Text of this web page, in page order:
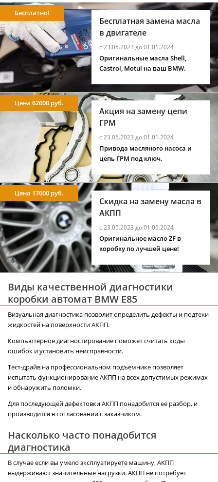
Бесплатная замена масла
в двигателе
с 23.05.2023 до 01.01.2024
Бесплатно!
Оригинальные масла Shell,
Castrol, Motul на ваш BMW.
Акция на замену цепи
ГРМ
с 23.05.2023 до 01.01.2024
Цена 62000 руб.
Привода масляного насоса и
цепь ГРМ под ключ.
Скидка на замену масла в
АКПП
с 23.05.2023 до 01.05.2024
Цена 17000 руб.
Оригинальное масло ZF в
коробку по лучшей цене!
Виды качественной диагностики
коробки автомат BMW E85
Визуальная диагностика позволит определить дефекты и подтеки
жидкостей на поверхности АКПП.
Компьютерное диагностирование поможет считать коды
ошибок и установить неисправности.
Тест-драйв на профессиональном подъемнике позволяет
испытать функционирование АКПП на всех допустимых режимах
и обнаружить поломки.
Для последующей дефектовки АКПП понадобится ее разбор, и
производится в согласовании с заказчиком.
Насколько часто понадобится
диагностика
В случае если вы умело эксплуатируете машину, АКПП
выдерживают значительные нагрузки. АКПП не потребует